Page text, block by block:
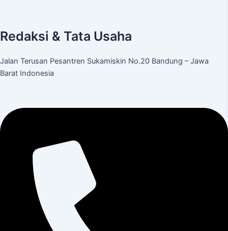
Redaksi & Tata Usaha
Jalan Terusan Pesantren Sukamiskin No.20 Bandung – Jawa
Barat Indonesia